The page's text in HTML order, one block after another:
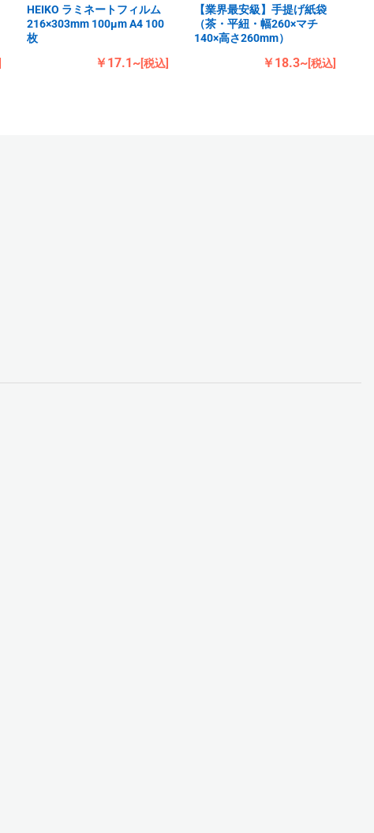
HEIKO ラミネートフィルム
216×303mm 100μm A4 100
枚
￥17.1~[税込]
【業界最安級】手提げ紙袋
（茶・平紐・幅260×マチ
140×高さ260mm）
￥18.3~[税込]